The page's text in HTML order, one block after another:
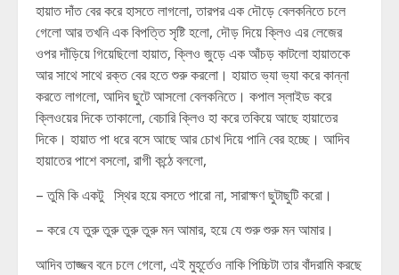
হায়াত দাঁত বের করে হাসতে লাগলো, তারপর এক দৌড়ে বেলকনিতে চলে
গেলো আর তখনি এক বিপত্তি সৃষ্টি হলো, দৌড় দিয়ে ক্লিও এর লেজের
ওপর দাঁড়িয়ে গিয়েছিলো হায়াত, ক্লিও জুড়ে এক আঁচড় কাটলো হায়াতকে
আর সাথে সাথে রক্ত বের হতে শুরু করলো। হায়াত ভ্যা ভ্যা করে কান্না
করতে লাগলো, আদিব ছুটে আসলো বেলকনিতে। কপাল স্লাইড করে
ক্লিওয়ের দিকে তাকালো, বেচারি ক্লিও হা করে তকিয়ে আছে হায়াতের
দিকে। হায়াত পা ধরে বসে আছে আর চোখ দিয়ে পানি বের হচ্ছে। আদিব
হায়াতের পাশে বসলো, রাগী কন্ঠে বললো,
– তুমি কি একটু স্থির হয়ে বসতে পারো না, সারাক্ষণ ছুটাছুটি করো।
– করে যে তুরু তুরু তুরু তুরু মন আমার, হয়ে যে শুরু শুরু মন আমার।
আদিব তাজ্জব বনে চলে গেলো, এই মুহূর্তেও নাকি পিচ্চিটা তার বাঁদরামি করছে